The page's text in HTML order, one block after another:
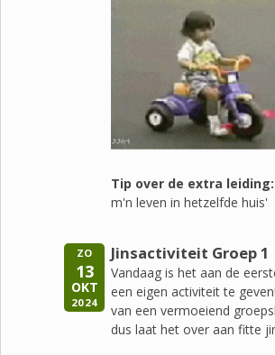
Tip over de extra leiding:
m'n leven in hetzelfde huis'
ZO
13
OKT
2024
Jinsactiviteit Groep 1
Vandaag is het aan de
een eigen activiteit te
van een vermoeiend
dus laat het over aan fitte